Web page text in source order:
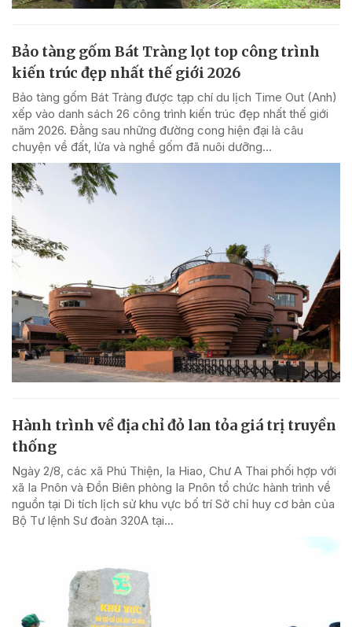
Bảo tàng gốm Bát Tràng lọt top công trình
kiến trúc đẹp nhất thế giới 2026
Bảo tàng gốm Bát Tràng được tạp chí du lịch Time Out (Anh)
xếp vào danh sách 26 công trình kiến trúc đẹp nhất thế giới
năm 2026. Đằng sau những đường cong hiện đại là câu
chuyện về đất, lửa và nghề gốm đã nuôi dưỡng...
Hành trình về địa chỉ đỏ lan tỏa giá trị truyền
thống
Ngày 2/8, các xã Phú Thiện, Ia Hiao, Chư A Thai phối hợp với
xã Ia Pnôn và Đồn Biên phòng Ia Pnôn tổ chức hành trình về
nguồn tại Di tích lịch sử khu vực bố trí Sở chỉ huy cơ bản của
Bộ Tư lệnh Sư đoàn 320A tại...